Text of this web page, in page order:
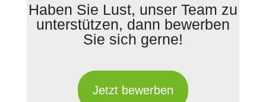
Haben Sie Lust, unser Team zu
unterstützen, dann bewerben
Sie sich gerne!
Jetzt bewerben